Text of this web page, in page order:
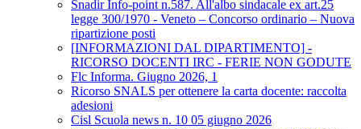
Snadir Info-point n.587. All'albo sindacale ex art.25
legge 300/1970 - Veneto – Concorso ordinario – Nuova
ripartizione posti
[INFORMAZIONI DAL DIPARTIMENTO] -
RICORSO DOCENTI IRC - FERIE NON GODUTE
Flc Informa. Giugno 2026, 1
Ricorso SNALS per ottenere la carta docente: raccolta
adesioni
Cisl Scuola news n. 10 05 giugno 2026